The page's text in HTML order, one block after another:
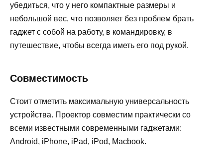
убедиться, что у него компактные размеры и
небольшой вес, что позволяет без проблем брать
гаджет с собой на работу, в командировку, в
путешествие, чтобы всегда иметь его под рукой.
Совместимость
Стоит отметить максимальную универсальность
устройства. Проектор совместим практически со
всеми известными современными гаджетами:
Android, iPhone, iPad, iPod, Macbook.